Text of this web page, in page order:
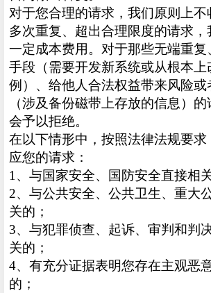
对于您合理的请求，我们原则上
多次重复、超出合理限度的请求，
一定成本费用。对于那些无端重
手段（需要开发新系统或从根本上
例）、给他人合法权益带来风险
（涉及备份磁带上存放的信息）
会予以拒绝。
在以下情形中，按照法律法规要求
应您的请求：
1、与国家安全、国防安全直接相
2、与公共安全、公共卫生、重大
关的；
3、与犯罪侦查、起诉、审判和判
关的；
4、有充分证据表明您存在主观恶
的；